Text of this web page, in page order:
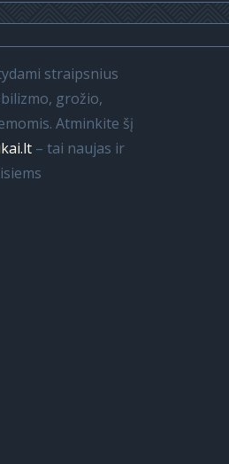
straipsnius
grožio,
Atminkite šį
– tai naujas ir